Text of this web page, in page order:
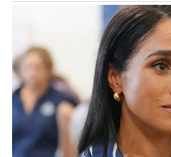
BONUS RECEPT: